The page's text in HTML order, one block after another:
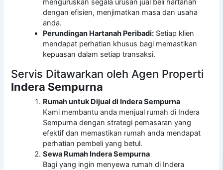
menguruskan segala urusan jual beli hartanah
dengan efisien, menjimatkan masa dan usaha
anda.
Perundingan Hartanah Peribadi: Setiap klien
mendapat perhatian khusus bagi memastikan
kepuasan dalam setiap transaksi.
Servis Ditawarkan oleh Agen Properti
Indera Sempurna
Rumah untuk Dijual di Indera Sempurna
Kami membantu anda menjual rumah di Indera
Sempurna dengan strategi pemasaran yang
efektif dan memastikan rumah anda mendapat
perhatian pembeli yang betul.
Sewa Rumah Indera Sempurna
Bagi yang ingin menyewa rumah di Indera